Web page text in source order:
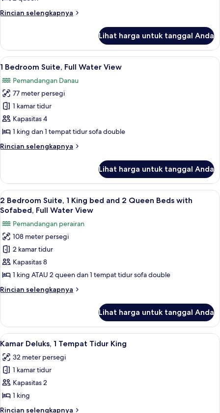
Full
Rincian selengkapnya
Rincian
Deluxe
Room,
2
Full
Water
View
Lihat harga untuk tanggal Anda
Lihat
semua
foto
untuk
Bedroom
Suite,
Water
9
1 Bedroom Suite, Full Water View
Pemandangan Danau
77 meter persegi
1 kamar tidur
Kapasitas 4
1 king dan 1 tempat tidur sofa double
Rincian selengkapnya
Rincian
1
Bedroom
Suite,
Full
View
Lihat harga untuk tanggal Anda
Lihat
semua
untuk
2
Bedroom
Suite,
1
King
bed
2
Queen
Beds
with
Sofabed,
Full
Water
View
11
2 Bedroom Suite, 1 King bed and 2 Queen Beds with
Sofabed, Full Water View
Pemandangan perairan
108 meter persegi
2 kamar tidur
Kapasitas 8
1 king ATAU 2 queen dan 1 tempat tidur sofa double
Rincian selengkapnya
Rincian
2
Bedroom
Suite,
King
bed
and
2
Queen
Lihat harga untuk tanggal Anda
Lihat
semua
foto
untuk
Kamar
Deluks,
1
4
Kamar Deluks, 1 Tempat Tidur King
32 meter persegi
1 kamar tidur
Kapasitas 2
1 king
Rincian selengkapnya
Rincian